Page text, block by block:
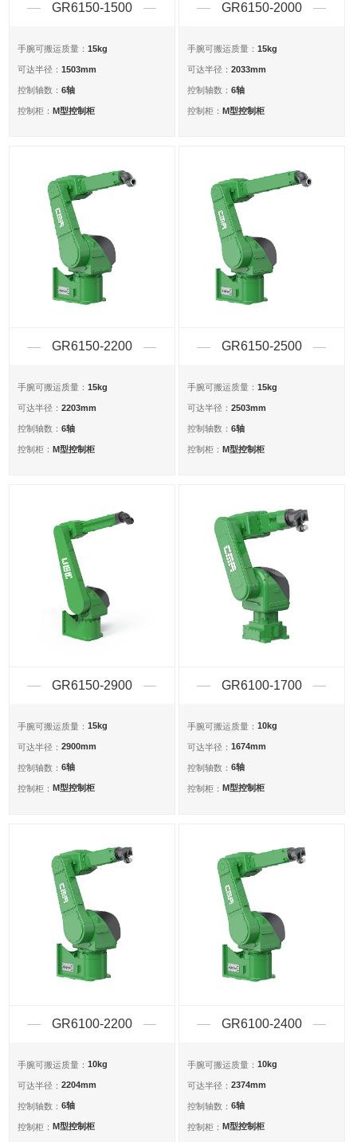
GR6150-1500
手腕可搬运质量：15kg
可达半径：1503mm
控制轴数：6轴
控制柜：M型控制柜
GR6150-2000
手腕可搬运质量： 15kg
可达半径： 2033mm
控制轴数： 6轴
控制柜： M型控制柜
GR6150-2200
手腕可搬运质量：15kg
可达半径：2203mm
控制轴数：6轴
控制柜： M型控制柜
GR6150-2500
手腕可搬运质量： 15kg
可达半径： 2503mm
控制轴数： 6轴
控制柜： M型控制柜
GR6150-2900
手腕可搬运质量：15kg
可达半径：2900mm
控制轴数：6轴
控制柜： M型控制柜
GR6100-1700
手腕可搬运质量： 10kg
可达半径： 1674mm
控制轴数： 6轴
控制柜： M型控制柜
GR6100-2200
手腕可搬运质量：10kg
可达半径：2204mm
控制轴数：6轴
控制柜： M型控制柜
GR6100-2400
手腕可搬运质量： 10kg
可达半径： 2374mm
控制轴数： 6轴
控制柜： M型控制柜